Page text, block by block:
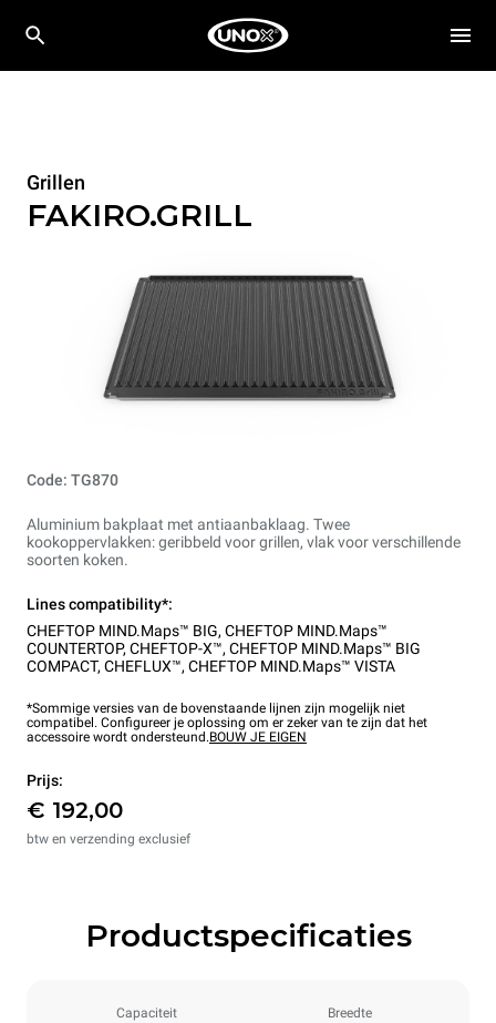
Grillen
FAKIRO.GRILL
Code: TG870
Aluminium bakplaat met antiaanbaklaag. Twee
kookoppervlakken: geribbeld voor grillen, vlak voor verschillende
soorten koken.
Lines compatibility*:
CHEFTOP MIND.Maps™ BIG, CHEFTOP MIND.Maps™
COUNTERTOP, CHEFTOP-X™, CHEFTOP MIND.Maps™ BIG
COMPACT, CHEFLUX™, CHEFTOP MIND.Maps™ VISTA
*Sommige versies van de bovenstaande lijnen zijn mogelijk niet
compatibel. Configureer je oplossing om er zeker van te zijn dat het
accessoire wordt ondersteund.BOUW JE EIGEN
Prijs:
€ 192,00
btw en verzending exclusief
Productspecificaties
Capaciteit Breedte